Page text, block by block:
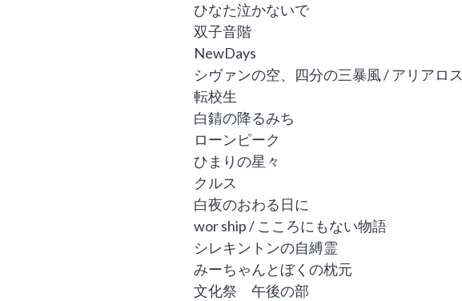
ひなた泣かないで
双子音階
NewDays
シヴァンの空、四分の三暴風 / アリアロス
転校生
白錆の降るみち
ローンピーク
ひまりの星々
クルス
白夜のおわる日に
wor ship / こころにもない物語
シレキントンの自縛霊
みーちゃんとぼくの枕元
文化祭 午後の部